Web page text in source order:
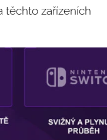
těchto zařízeních